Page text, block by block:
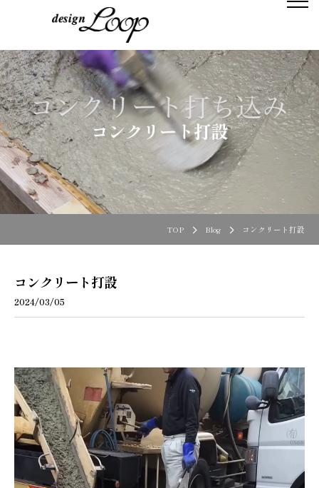
コンクリート打設
TOP Blog コンクリート打設
コンクリート打設
2024/03/05